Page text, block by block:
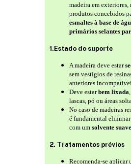
madeira em
produtos concebidos
esmaltes à base de
primários selantes
1.Estado do suporte
A madeira deve estar
sem vestígios de
anteriores
Deve estarbem lixada
lascas, pó ou áreas
No caso de madeiras
é fundamental
com um solvente suave
2. Tratamentos prévios
Recomenda-se aplicar